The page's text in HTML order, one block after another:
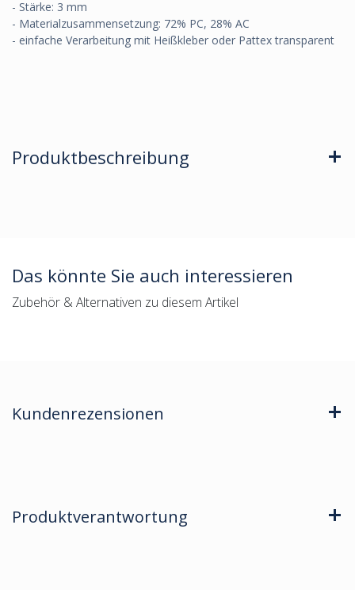
- Stärke: 3 mm
- Materialzusammensetzung: 72% PC, 28% AC
- einfache Verarbeitung mit Heißkleber oder Pattex transparent
Produktbeschreibung
Das könnte Sie auch interessieren
Zubehör & Alternativen zu diesem Artikel
Kundenrezensionen
Produktverantwortung